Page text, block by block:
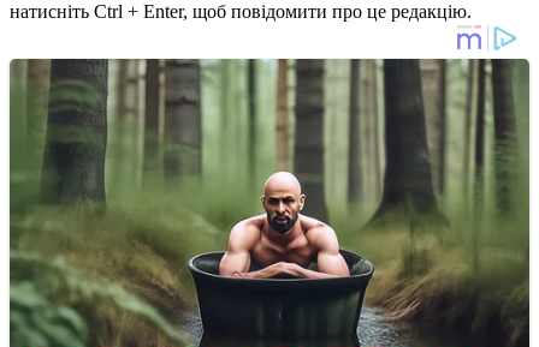
натисніть Ctrl + Enter, щоб повідомити про це редакцію.